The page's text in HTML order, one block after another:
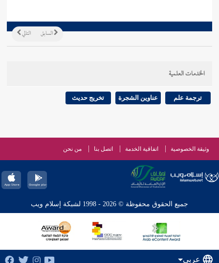
التالي السابق
الخدمات العلمية
ترجمة علم عناوين الشجرة تخريج حديث
وثيقة الخصوصية اتفاقية الخدمة اتصل بنا من نحن
جميع الحقوق محفوظة © 2026 - 1998 لشبكة إسلام ويب
عربي